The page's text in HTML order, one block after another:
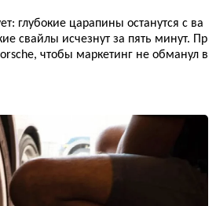
глубокие царапины останутся с ва
свайлы исчезнут за пять минут. Пр
чтобы маркетинг не обманул в